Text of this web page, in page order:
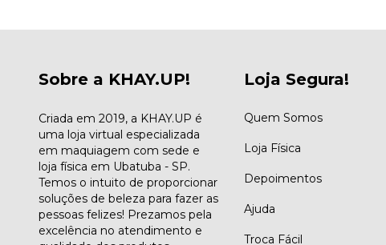
Sobre a KHAY.UP!
Criada em 2019, a KHAY.UP é
uma loja virtual especializada
em maquiagem com sede e
loja física em Ubatuba - SP.
Temos o intuito de proporcionar
soluções de beleza para fazer as
pessoas felizes! Prezamos pela
excelência no atendimento e
Loja Segura!
Quem Somos
Loja Física
Depoimentos
Ajuda
Troca Fácil